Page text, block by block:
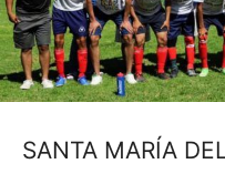
SANTA MARÍA